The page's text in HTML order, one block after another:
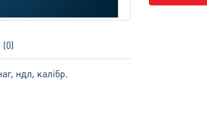
(0)
ндл, калібр.